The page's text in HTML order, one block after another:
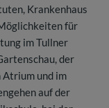
Krankenhaus
für
im Tullner
der
Atrium und im
auf der